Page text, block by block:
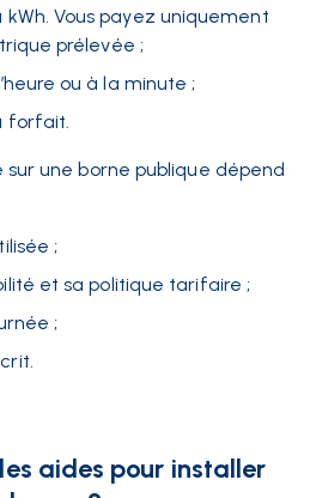
Vous payez uniquement
prélevée ;
ou à la minute ;
forfait.
sur une borne publique dépend
;
et sa politique tarifaire ;
;
aides pour installer